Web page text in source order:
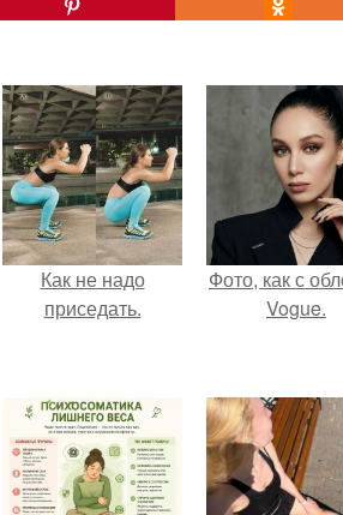
Как не надо
приседать.
Фото, как с
Vogue.